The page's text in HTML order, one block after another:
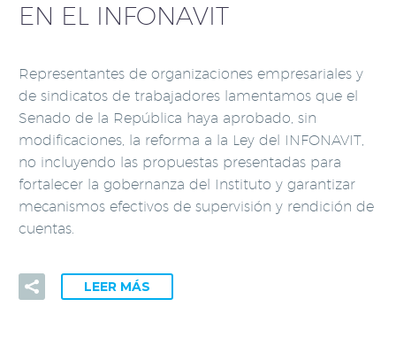
EN EL INFONAVIT
Representantes de organizaciones empresariales y
de sindicatos de trabajadores lamentamos que el
Senado de la República haya aprobado, sin
modificaciones, la reforma a la Ley del INFONAVIT,
no incluyendo las propuestas presentadas para
fortalecer la gobernanza del Instituto y garantizar
mecanismos efectivos de supervisión y rendición de
cuentas.
LEER MÁS